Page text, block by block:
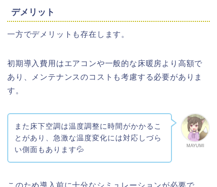
デメリット
一方でデメリットも存在します。
初期導入費用はエアコンや一般的な床暖房より高額で
あり、メンテナンスのコストも考慮する必要がありま
す。
MAYUMI
また床下空調は温度調整に時間がかかるこ
とがあり、急激な温度変化には対応しづら
い側面もあります💦
このため導入前に十分なシミュレーションが必要で